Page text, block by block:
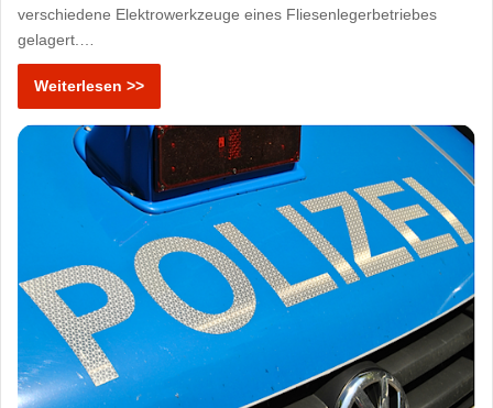
verschiedene Elektrowerkzeuge eines Fliesenlegerbetriebes
gelagert.…
Weiterlesen >>